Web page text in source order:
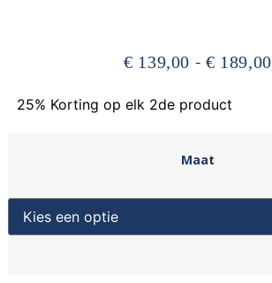
€ 139,00 - € 189,00
25% Korting op elk 2de product
Maat